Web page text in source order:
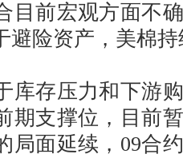
目前宏观方面不
避险资产，美棉
存压力和下游购
期支撑位，目前
局面延续，09合